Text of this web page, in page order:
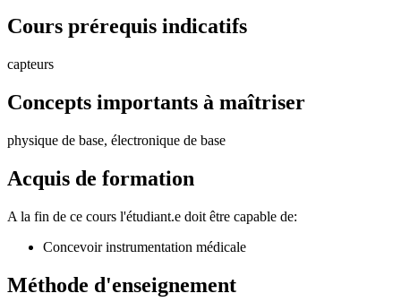
Cours prérequis indicatifs
capteurs
Concepts importants à maîtriser
physique de base, électronique de base
Acquis de formation
A la fin de ce cours l'étudiant.e doit être capable de:
Concevoir instrumentation médicale
Méthode d'enseignement